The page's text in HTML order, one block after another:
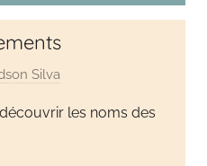
Silva
les noms des